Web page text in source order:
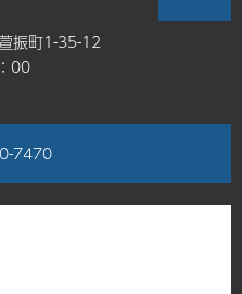
振町1-35-12
00
7470